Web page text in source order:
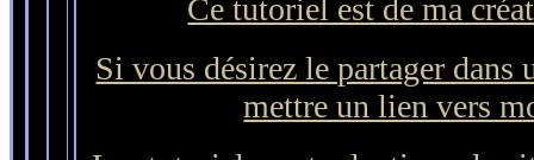
Ce tutoriel est de ma
Si vous désirez le partager
mettre un lien vers